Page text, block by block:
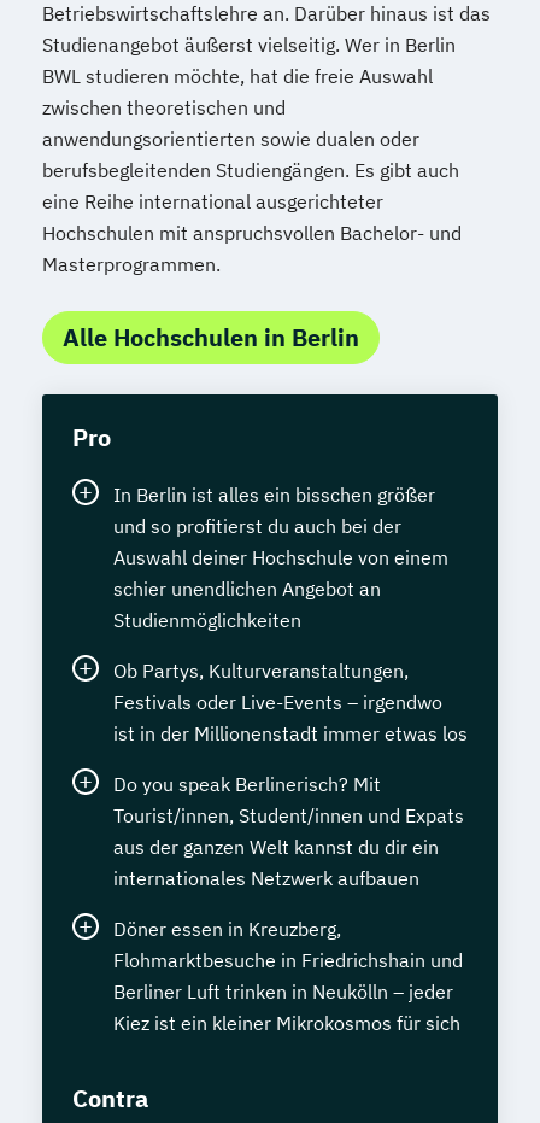
Betriebswirtschaftslehre an. Darüber hinaus ist das
Studienangebot äußerst vielseitig. Wer in Berlin
BWL studieren möchte, hat die freie Auswahl
zwischen theoretischen und
anwendungsorientierten sowie dualen oder
berufsbegleitenden Studiengängen. Es gibt auch
eine Reihe international ausgerichteter
Hochschulen mit anspruchsvollen Bachelor- und
Masterprogrammen.
Alle Hochschulen in Berlin
Pro
In Berlin ist alles ein bisschen größer
und so profitierst du auch bei der
Auswahl deiner Hochschule von einem
schier unendlichen Angebot an
Studienmöglichkeiten
Ob Partys, Kulturveranstaltungen,
Festivals oder Live-Events – irgendwo
ist in der Millionenstadt immer etwas los
Do you speak Berlinerisch? Mit
Tourist/innen, Student/innen und Expats
aus der ganzen Welt kannst du dir ein
internationales Netzwerk aufbauen
Döner essen in Kreuzberg,
Flohmarktbesuche in Friedrichshain und
Berliner Luft trinken in Neukölln – jeder
Kiez ist ein kleiner Mikrokosmos für sich
Contra